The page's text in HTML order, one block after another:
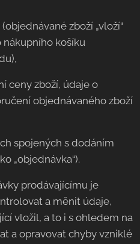
zboží „vloží“
košíku
ceny zboží, údaje o
objednávaného zboží
spojených s dodáním
„objednávka“).
prodávajícímu je
a měnit údaje,
vložil, a to i s ohledem na
a opravovat chyby vzniklé